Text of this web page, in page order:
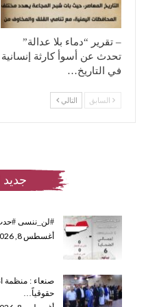
– تقرير “دماء بلا عدالة”
تحدث عن أسوأ كارثة إنسانية
في التاريخ…
السابق التالي
جديد
#لن_ننسى
أغسطس 8, 2026
صنعاء : منظمة
حقوقياً…